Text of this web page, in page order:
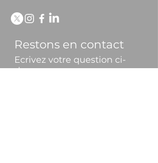
Restons en contact
Ecrivez votre question ci-
dessous